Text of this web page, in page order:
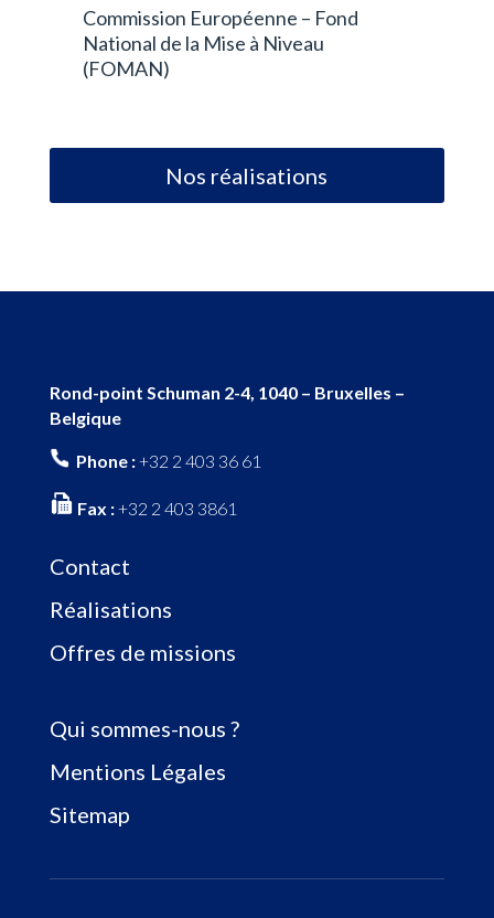
Commission Européenne – Fond
National de la Mise à Niveau
(FOMAN)
Nos réalisations
Rond-point Schuman 2-4, 1040 – Bruxelles –
Belgique
Phone :+32 2 403 36 61
Fax :+32 2 403 3861
Contact
Réalisations
Offres de missions
Qui sommes-nous ?
Mentions Légales
Sitemap